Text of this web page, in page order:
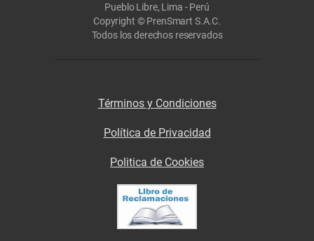
Pueblo Libre, Lima - Perú
Copyright © PrenSmart S.A.C.
Todos los derechos reservados
Términos y Condiciones
Política de Privacidad
Politica de Cookies